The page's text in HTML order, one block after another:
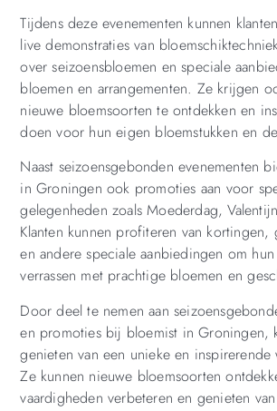
Tijdens deze evenementen kunnen
live demonstraties van
over seizoensbloemen en speciale
bloemen en arrangementen. Ze krijgen
nieuwe bloemsoorten te ontdekken en
doen voor hun eigen bloemstukken en
Naast seizoensgebonden evenementen
in Groningen ook promoties aan voor
gelegenheden zoals Moederdag,
Klanten kunnen profiteren van kortingen,
en andere speciale aanbiedingen om
verrassen met prachtige bloemen en
Door deel te nemen aan
en promoties bij bloemist in Groningen,
genieten van een unieke en inspirerende
Ze kunnen nieuwe bloemsoorten
vaardigheden verbeteren en genieten